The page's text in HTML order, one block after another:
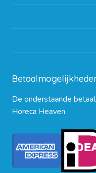
De onderstaande
Horeca Heaven